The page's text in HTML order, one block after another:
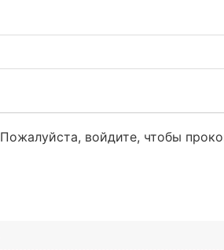
Пожалуйста, войдите, чтобы